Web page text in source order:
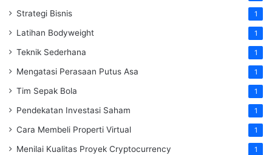
Strategi Bisnis 1
Latihan Bodyweight 1
Teknik Sederhana 1
Mengatasi Perasaan Putus Asa 1
Tim Sepak Bola 1
Pendekatan Investasi Saham 1
Cara Membeli Properti Virtual 1
Menilai Kualitas Proyek Cryptocurrency 1